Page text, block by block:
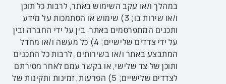
במהלך ו/או עקב השימוש באתר, לרבות כל תוכן
ו/או שירות בו; 3) שימוש או הסתמכות על מידע
ותכנים המתפרסמים באתר, בין על ידי החברה ובין
על ידי צדדים שלישיים; 4) כל מעשה ו/או מחדל
המתבצע באתר ו/או בשירותים, לרבות כל התכנים
ותוכן של צד שלישי, או בקשר עמם לאחר מסירתם
לצדדים שלישיים; 5) הפרעות, זמינות ותקינות של